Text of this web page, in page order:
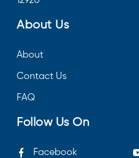
About Us
About
Contact Us
FAQ
Follow Us On
Facebook